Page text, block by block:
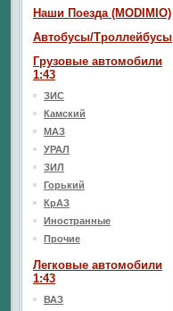
Наши Поезда (MODIMIO)
Автобусы/Троллейбусы
Грузовые автомобили
1:43
ЗИС
Камский
МАЗ
УРАЛ
ЗИЛ
Горький
КрАЗ
Иностранные
Прочие
Легковые автомобили
1:43
ВАЗ